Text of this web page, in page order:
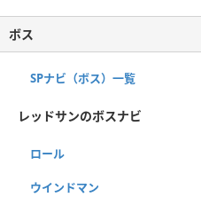
ボス
SPナビ（ボス）一覧
レッドサンのボスナビ
ロール
ウインドマン